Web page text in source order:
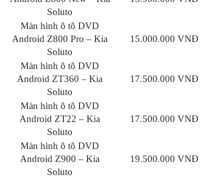
Soluto
Màn hình ô tô DVD
Android Z800 Pro – Kia
Soluto
15.000.000 VNĐ
Màn hình ô tô DVD
Android ZT360 – Kia
Soluto
17.500.000 VNĐ
Màn hình ô tô DVD
Android ZT22 – Kia
Soluto
17.500.000 VNĐ
Màn hình ô tô DVD
Android Z900 – Kia
Soluto
19.500.000 VNĐ